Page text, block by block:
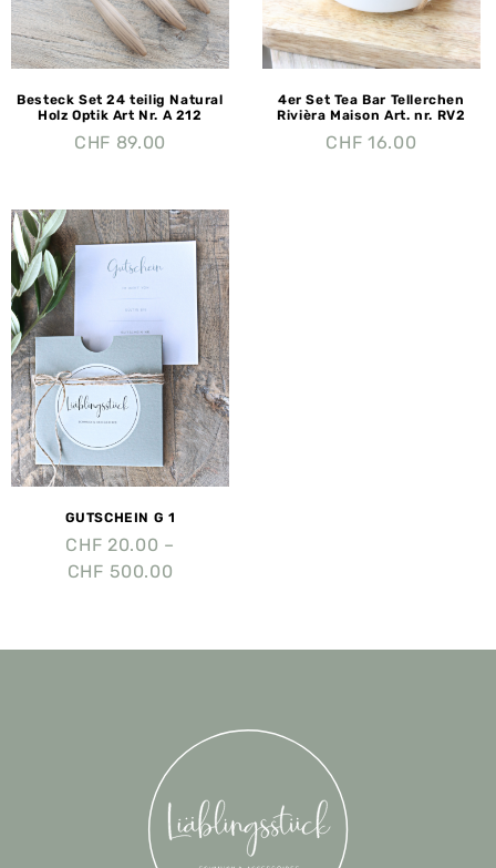
Besteck Set 24 teilig Natural
Holz Optik Art Nr. A 212
CHF 89.00
4er Set Tea Bar Tellerchen
Rivièra Maison Art. nr. RV2
CHF 16.00
GUTSCHEIN G 1
CHF 20.00 –
CHF 500.00